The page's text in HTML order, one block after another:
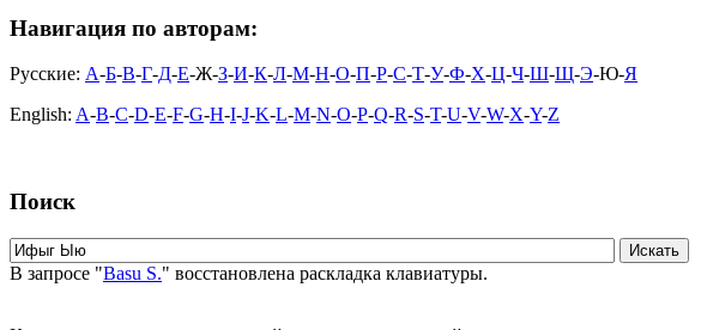
Навигация по авторам:
Русские: А-Б-В-Г-Д-Е-Ж-З-И-К-Л-М-Н-О-П-Р-С-Т-У-Ф-Х-Ц-Ч-Ш-Щ-Э-Ю-Я
English: A-B-C-D-E-F-G-H-I-J-K-L-M-N-O-P-Q-R-S-T-U-V-W-X-Y-Z
Поиск
В запросе "Basu S." восстановлена раскладка клавиатуры.